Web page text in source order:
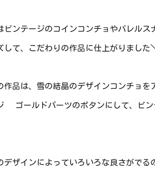
ビンテージのコインコンチョやバレルス
て、こだわりの作品に仕上がりました
作品は、雪の結晶のデザインコンチョ
ゴールドパーツのボタンにして、ビ
デザインによっていろいろな良さがでる